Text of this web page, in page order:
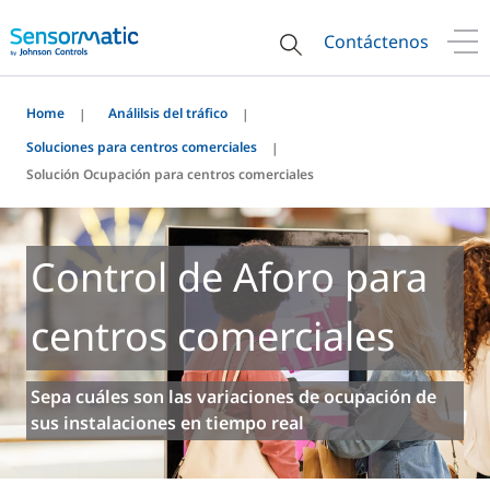
Contáctenos
Home
Análilsis del tráfico
Soluciones para centros comerciales
Solución Ocupación para centros comerciales
Control de Aforo para
centros comerciales
Sepa cuáles son las variaciones de ocupación de
sus instalaciones en tiempo real